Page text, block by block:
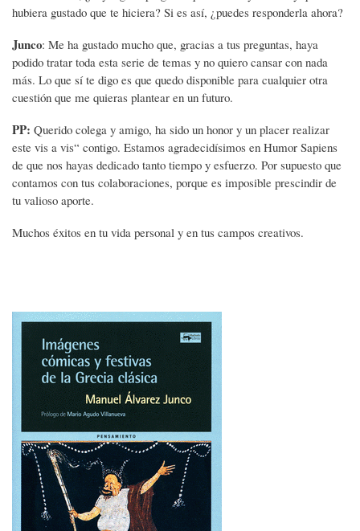
hubiera gustado que te hiciera? Si es así, ¿puedes responderla ahora?
Junco: Me ha gustado mucho que, gracias a tus preguntas, haya
podido tratar toda esta serie de temas y no quiero cansar con nada
más. Lo que sí te digo es que quedo disponible para cualquier otra
cuestión que me quieras plantear en un futuro.
PP: Querido colega y amigo, ha sido un honor y un placer realizar
este vis a vis“ contigo. Estamos agradecidísimos en Humor Sapiens
de que nos hayas dedicado tanto tiempo y esfuerzo. Por supuesto que
contamos con tus colaboraciones, porque es imposible prescindir de
tu valioso aporte.
Muchos éxitos en tu vida personal y en tus campos creativos.
Imagen